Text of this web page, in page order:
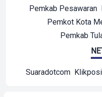
Pemkab Pesawaran
Pemkot Kota
Pemkab
Suaradotcom